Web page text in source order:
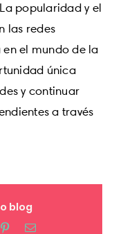
popularidad y el
las redes
el mundo de la
única
y continuar
a través
blog
PinterestEmail